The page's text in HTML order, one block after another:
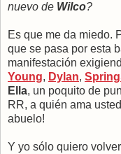
nuevo de Wilco?
Es que me da miedo.
que se pasa por esta
manifestación
Young, Dylan,
Ella, un poquito de
RR, a quién ama
abuelo!
Y yo sólo quiero